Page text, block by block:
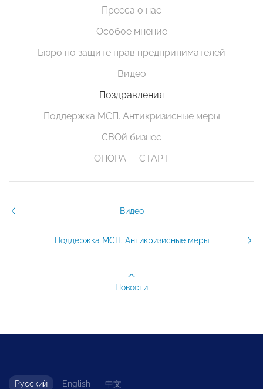
Пресса о нас
Особое мнение
Бюро по защите прав предпринимателей
Видео
Поздравления
Поддержка МСП. Антикризисные меры
СВОй бизнес
ОПОРА — СТАРТ
Видео
Поддержка МСП. Антикризисные меры
Новости
Русский English 中文